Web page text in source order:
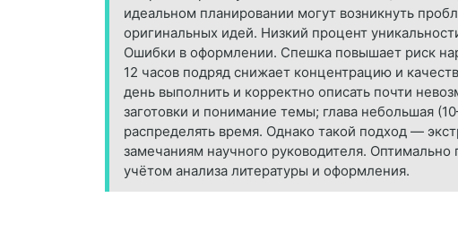
идеальном планировании могут возникнуть
оригинальных идей. Низкий процент
Ошибки в оформлении. Спешка повышает риск
12 часов подряд снижает концентрацию и
день выполнить и корректно описать почти
заготовки и понимание темы; глава небольшая
распределять время. Однако такой подход —
замечаниям научного руководителя.
учётом анализа литературы и оформления.